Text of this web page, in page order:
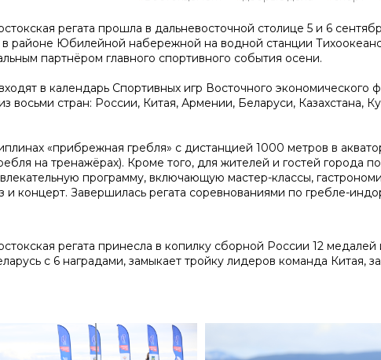
регата прошла в дальневосточной столице 5 и 6
в районе Юбилейной набережной на водной станции
партнёром главного спортивного события осени.
в календарь Спортивных игр Восточного экономического
восьми стран: России, Китая, Армении, Беларуси, Казахстана,
«прибрежная гребля» с дистанцией 1000 метров в
на тренажёрах). Кроме того, для жителей и гостей города
программу, включающую мастер-классы,
концерт. Завершилась регата соревнованиями по гребле-
регата принесла в копилку сборной России 12
с 6 наградами, замыкает тройку лидеров команда Китая,